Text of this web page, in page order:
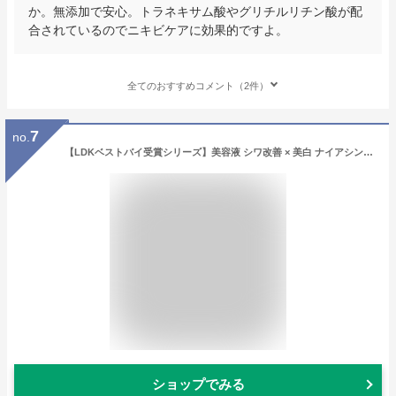
か。無添加で安心。トラネキサム酸やグリチルリチン酸が配
合されているのでニキビケアに効果的ですよ。
全てのおすすめコメント（2件）
no. 7
【LDKベストバイ受賞シリーズ】美容液 シワ改善 × 美白 ナイアシンアミド NALC 薬用 敏感肌 国産 毛穴 シミ くすみ たるみ セラミド ビタミンC アミノ酸 無添加 顔&首元 レディース メンズ クリスマス エイジングケア 保湿 医薬部外品 ナルク プレゼント
ショップでみる